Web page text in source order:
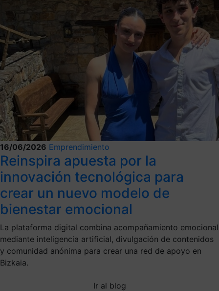
16/06/2026 Emprendimiento
Reinspira apuesta por la
innovación tecnológica para
crear un nuevo modelo de
bienestar emocional
La plataforma digital combina acompañamiento emocional
mediante inteligencia artificial, divulgación de contenidos
y comunidad anónima para crear una red de apoyo en
Bizkaia.
Ir al blog